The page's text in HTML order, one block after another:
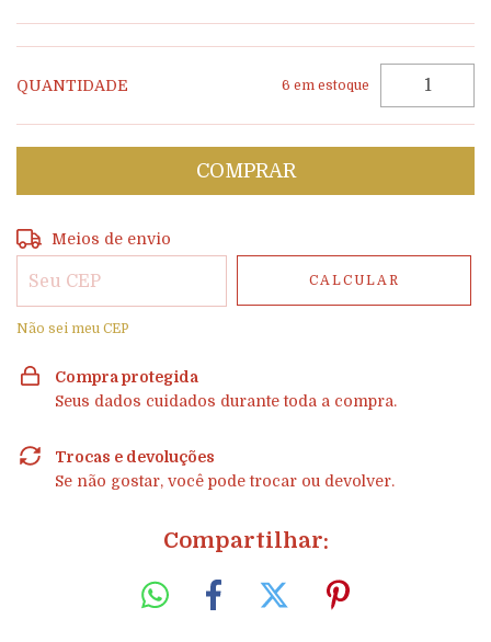
QUANTIDADE 6 em estoque
Entregas para o CEP:
Meios de envio
CALCULAR
Não sei meu CEP
Compra protegida
Seus dados cuidados durante toda a compra.
Trocas e devoluções
Se não gostar, você pode trocar ou devolver.
Compartilhar: